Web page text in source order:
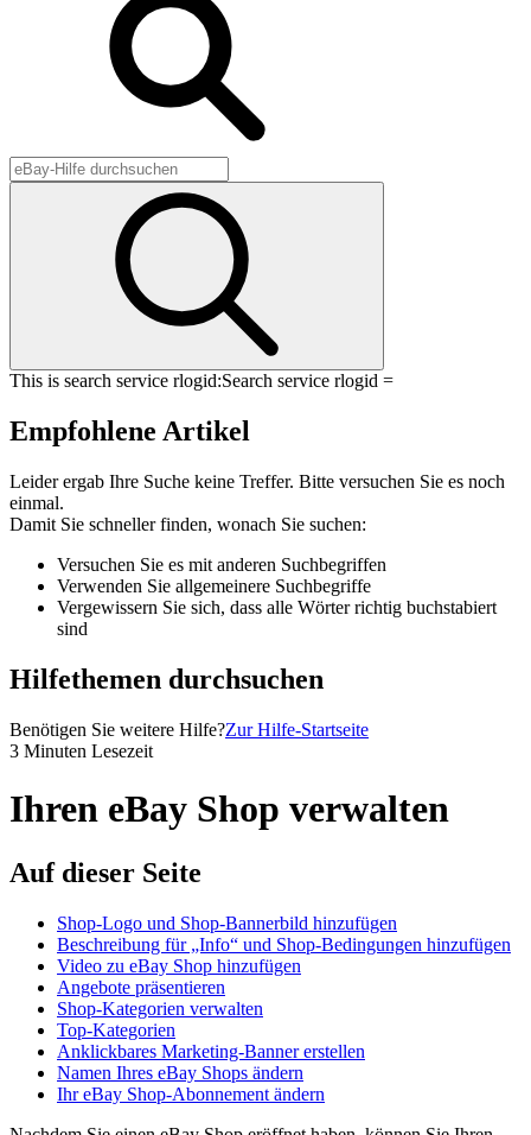
This is search service rlogid:Search service rlogid =
Empfohlene Artikel
Leider ergab Ihre Suche keine Treffer. Bitte versuchen Sie es noch
einmal.
Damit Sie schneller finden, wonach Sie suchen:
Versuchen Sie es mit anderen Suchbegriffen
Verwenden Sie allgemeinere Suchbegriffe
Vergewissern Sie sich, dass alle Wörter richtig buchstabiert
sind
Hilfethemen durchsuchen
Benötigen Sie weitere Hilfe?Zur Hilfe-Startseite
3 Minuten Lesezeit
Ihren eBay Shop verwalten
Auf dieser Seite
Shop-Logo und Shop-Bannerbild hinzufügen
Beschreibung für „Info“ und Shop-Bedingungen hinzufügen
Video zu eBay Shop hinzufügen
Angebote präsentieren
Shop-Kategorien verwalten
Top-Kategorien
Anklickbares Marketing-Banner erstellen
Namen Ihres eBay Shops ändern
Ihr eBay Shop-Abonnement ändern